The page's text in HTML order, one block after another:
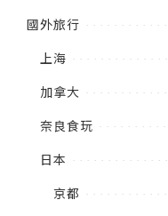
國外旅行
上海
加拿大
奈良食玩
日本
京都